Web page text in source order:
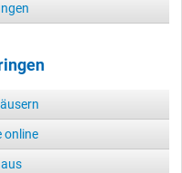
online